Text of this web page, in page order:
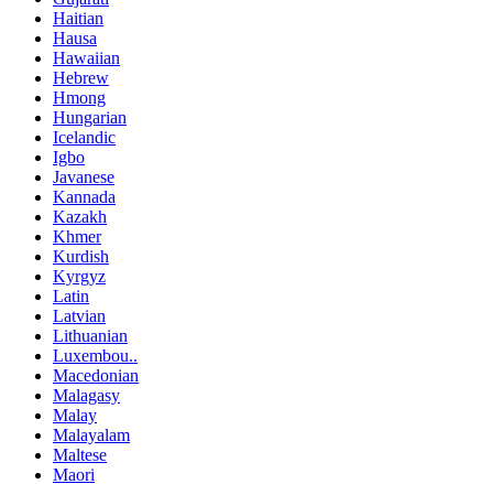
Haitian
Hausa
Hawaiian
Hebrew
Hmong
Hungarian
Icelandic
Igbo
Javanese
Kannada
Kazakh
Khmer
Kurdish
Kyrgyz
Latin
Latvian
Lithuanian
Luxembou..
Macedonian
Malagasy
Malay
Malayalam
Maltese
Maori